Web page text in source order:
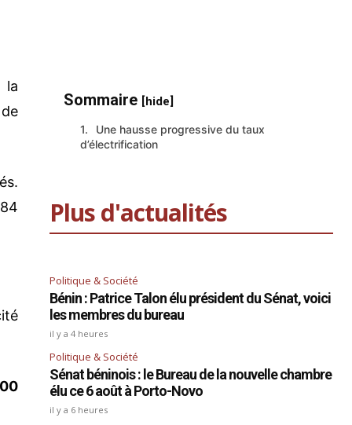
la
Sommaire [hide]
Une hausse progressive du taux
d’électrification
Plus d'actualités
Politique & Société
Bénin : Patrice Talon élu président du Sénat, voici
les membres du bureau
il y a 4 heures
Politique & Société
Sénat béninois : le Bureau de la nouvelle chambre
élu ce 6 août à Porto-Novo
il y a 6 heures